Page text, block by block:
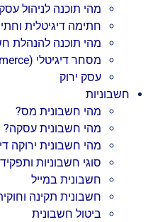
מהי תוכנה לניהול
חתימה דיגיטלית
מהי תוכנה להנהלת
מסחר דיגיטלי (Ecommerce)
עסק ירוק
חשבוניות
מהי חשבונית מס?
מהי חשבונית עסקה?
מהי חשבונית ירוקה
סוגי חשבוניות
חשבונית במייל
חשבונית תקינה
ביטול חשבונית